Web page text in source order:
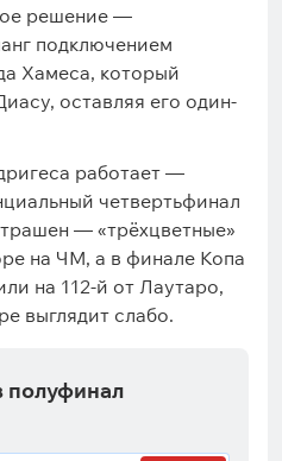
решение —
подключением
Хамеса, который
оставляя его один-
работает —
четвертьфинал
— «трёхцветные»
на ЧМ, а в финале Копа
на 112-й от Лаутаро,
выглядит слабо.
полуфинал